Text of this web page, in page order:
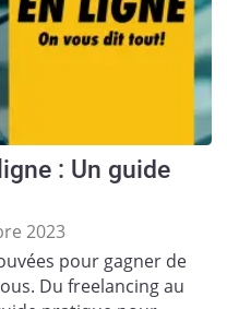
: Un guide
2023
pour gagner de
Du freelancing au